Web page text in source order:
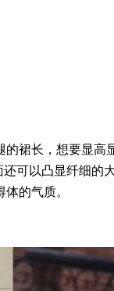
裙长，想要显高
可以凸显纤细的
的气质。